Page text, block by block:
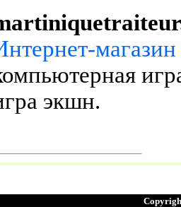
магазин
экшн.